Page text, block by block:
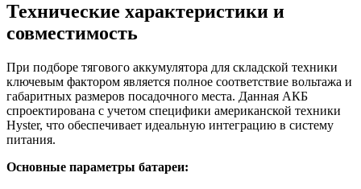
Технические характеристики и
совместимость
При подборе тягового аккумулятора для складской техники
ключевым фактором является полное соответствие вольтажа и
габаритных размеров посадочного места. Данная АКБ
спроектирована с учетом специфики американской техники
Hyster, что обеспечивает идеальную интеграцию в систему
питания.
Основные параметры батареи: